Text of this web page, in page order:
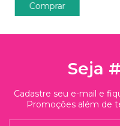
Comprar
Seja
Cadastre seu e-mail e
Promoções além de